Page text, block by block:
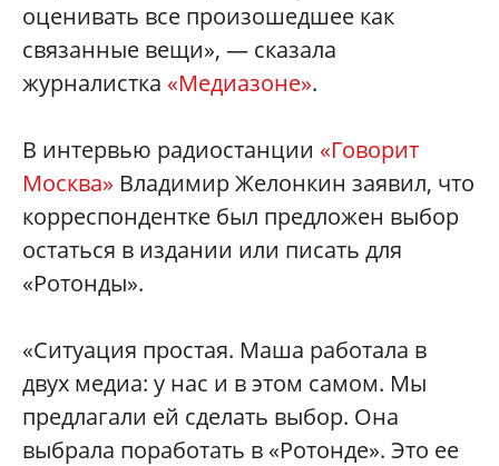
оценивать все произошедшее как
связанные вещи», — сказала
журналистка «Медиазоне».
В интервью радиостанции «Говорит
Москва» Владимир Желонкин заявил, что
корреспондентке был предложен выбор
остаться в издании или писать для
«Ротонды».
«Ситуация простая. Маша работала в
двух медиа: у нас и в этом самом. Мы
предлагали ей сделать выбор. Она
выбрала поработать в «Ротонде». Это ее